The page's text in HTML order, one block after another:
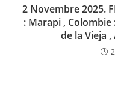
2 Novembre 2025.
: Marapi , Colombie
de la Vieja